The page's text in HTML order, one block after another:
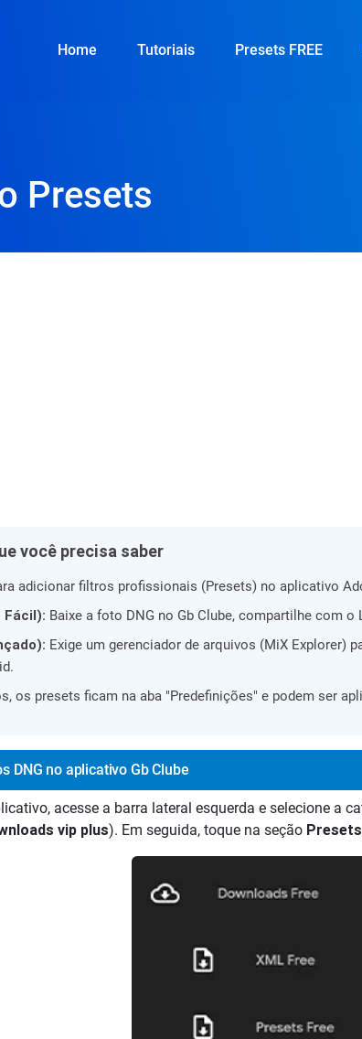
Home Tutoriais Presets FREE
Presets
você precisa saber
adicionar filtros profissionais (Presets) no aplicativo
Fácil): Baixe a foto DNG no Gb Clube, compartilhe com
Exige um gerenciador de arquivos (MiX Explorer)
os presets ficam na aba "Predefinições" e podem ser
DNG no aplicativo Gb Clube
acesse a barra lateral esquerda e selecione a
vip plus). Em seguida, toque na seção Presets